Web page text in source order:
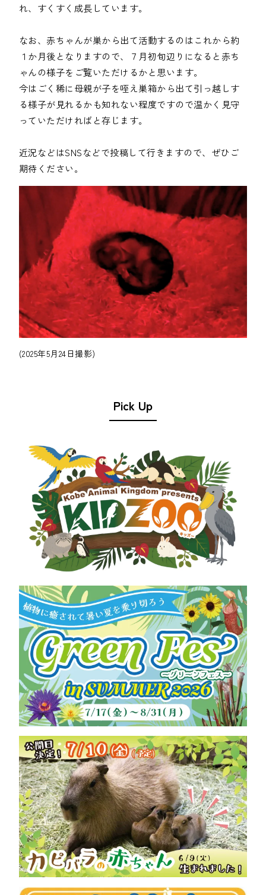
れ、すくすく成長しています。
なお、赤ちゃんが巣から出て活動するのはこれから約
１か月後となりますので、７月初旬辺りになると赤ち
ゃんの様子をご覧いただけるかと思います。
今はごく稀に母親が子を咥え巣箱から出て引っ越しす
る様子が見れるかも知れない程度ですので温かく見守
っていただければと存じます。
近況などはSNSなどで投稿して行きますので、ぜひご
(2025年5月24日撮影)
Pick Up